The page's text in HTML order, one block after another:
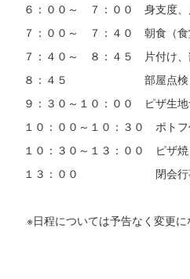
６：００～ ７：００ 身支度、
７：００～ ７：４０ 朝食（食
７：４０～ ８：４５ 片付け、
８：４５ 部屋点検
９：３０～１０：００ ピザ生地
１０：００～１０：３０ ポトフ
１０：３０～１３：００ ピザ
１３：００ 閉会行
※日程については予告なく変更